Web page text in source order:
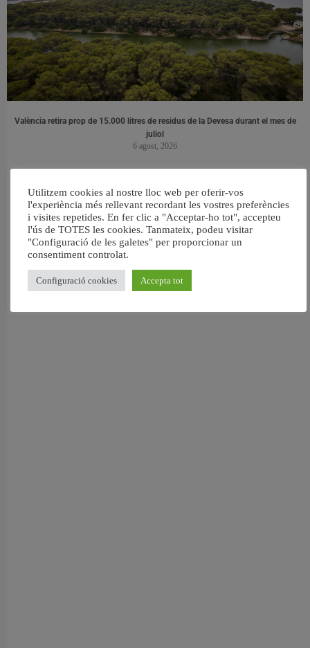
València retira prop de 15.000 litres de residus de la Devesa durant el mes de
juliol
6 agost, 2026
Utilitzem cookies al nostre lloc web per oferir-vos
l'experiència més rellevant recordant les vostres preferències
i visites repetides. En fer clic a "Acceptar-ho tot", accepteu
l'ús de TOTES les cookies. Tanmateix, podeu visitar
"Configuració de les galetes" per proporcionar un
consentiment controlat.
Configuració cookies Accepta tot